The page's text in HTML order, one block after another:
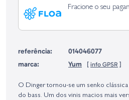
Fracione o seu
referência:
014046077
marca:
Yum [ info GPSR ]
Europeia, dos produtos da marca,
Geral sobre a Segurança dos Produtos
O Dinger tornou-se um senko clássica
do bass. Um dos vinis macios mais